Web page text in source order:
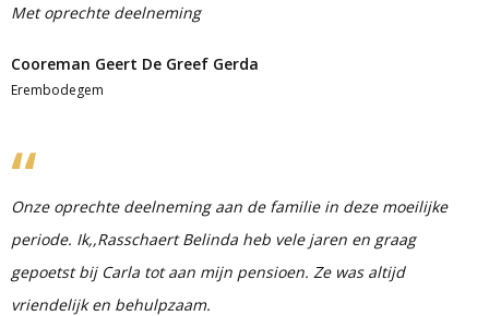
Met oprechte deelneming
Cooreman Geert De Greef Gerda
Erembodegem
Onze oprechte deelneming aan de familie in deze moeilijke
periode. Ik,,Rasschaert Belinda heb vele jaren en graag
gepoetst bij Carla tot aan mijn pensioen. Ze was altijd
vriendelijk en behulpzaam.